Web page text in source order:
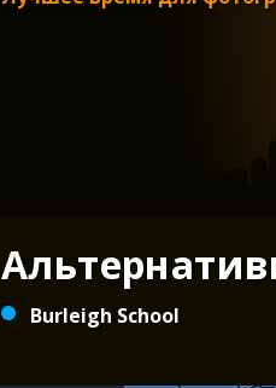
Burleigh School